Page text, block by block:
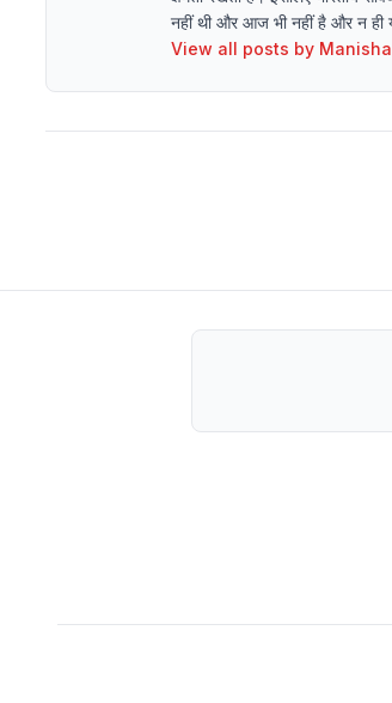
नहीं थी और आज भी नहीं है और न ही
View all posts by